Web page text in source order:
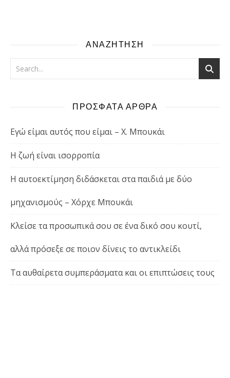
ΑΝΑΖΗΤΗΣΗ
ΠΡΟΣΦΑΤΑ ΑΡΘΡΑ
Εγώ είμαι αυτός που είμαι – Χ. Μπουκάι
Η ζωή είναι ισορροπία
Η αυτοεκτίμηση διδάσκεται στα παιδιά με δύο
μηχανισμούς – Χόρχε Μπουκάι
Κλείσε τα προσωπικά σου σε ένα δικό σου κουτί,
αλλά πρόσεξε σε ποιον δίνεις το αντικλείδι
Τα αυθαίρετα συμπεράσματα και οι επιπτώσεις τους